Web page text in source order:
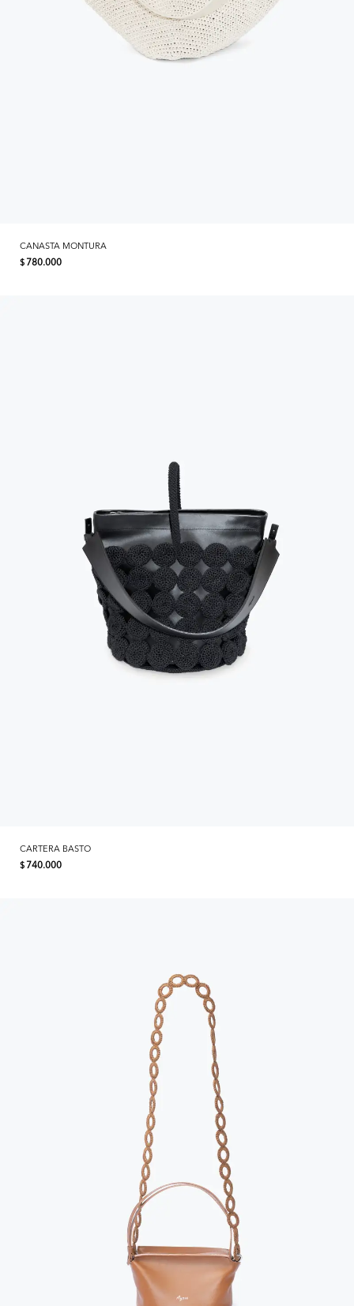
CANASTA MONTURA
$ 780.000
CARTERA BASTO
$ 740.000